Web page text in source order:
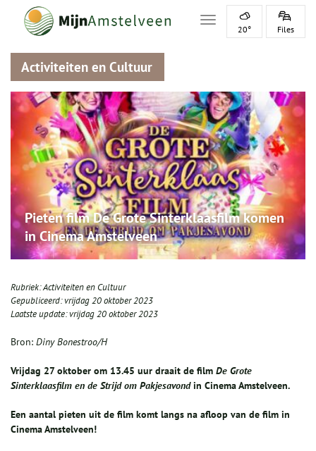
Toggle navigation
20° Files
Activiteiten en Cultuur
Pieten film De Grote Sinterklaasfilm komen
in Cinema Amstelveen
Rubriek:Activiteiten en Cultuur
Gepubliceerd:vrijdag 20 oktober 2023
Laatste update:vrijdag 20 oktober 2023
Bron: Diny Bonestroo/H
Vrijdag 27oktober om 13.45 uur draait de film De Grote
Sinterklaasfilm en de Strijd om Pakjesavondin Cinema Amstelveen.
Een aantal pieten uit de film komt langs na afloop van de film in
Cinema Amstelveen!